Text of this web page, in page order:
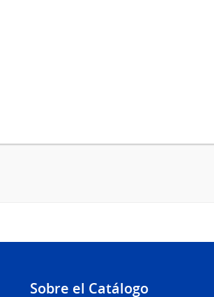
Sobre el Catálogo